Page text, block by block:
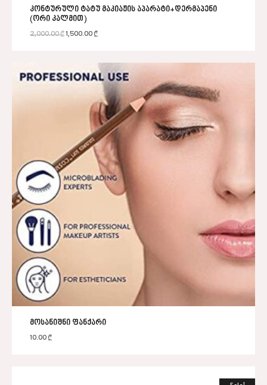
კონტურული ტატუ მაკიაჟის აპარატი+დერმაპენი
(ორი კალმით)
2,000.00₾1,500.00₾
მოსანიშნი ფანქარი
10.00₾